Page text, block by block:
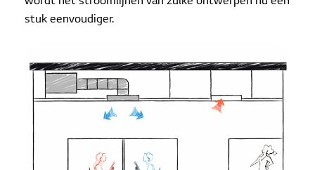
stuk eenvoudiger.